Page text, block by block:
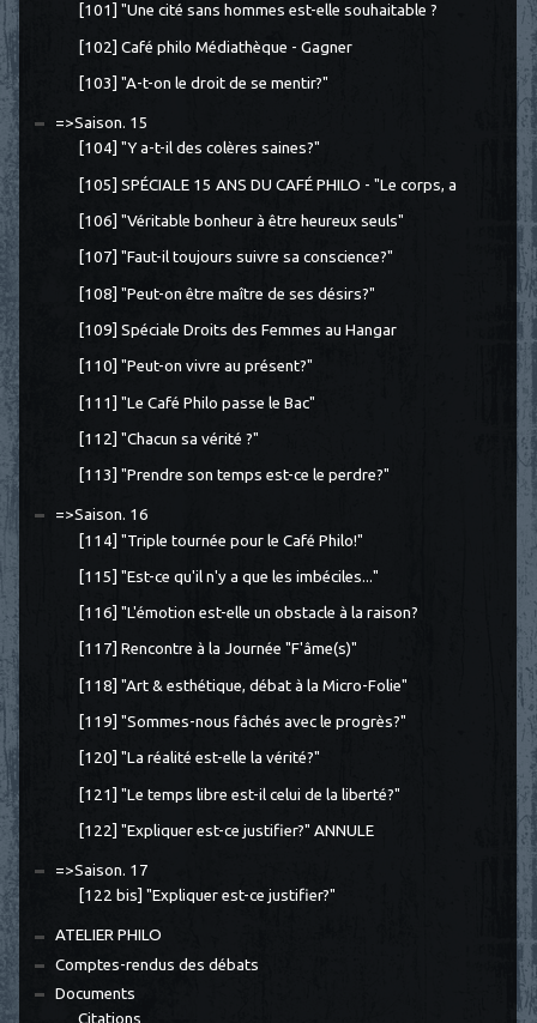
[101] "Une cité sans hommes est-elle souhaitable ?
[102] Café philo Médiathèque - Gagner
[103] "A-t-on le droit de se mentir?"
=>Saison. 15
[104] "Y a-t-il des colères saines?"
[105] SPÉCIALE 15 ANS DU CAFÉ PHILO - "Le corps, a
[106] "Véritable bonheur à être heureux seuls"
[107] "Faut-il toujours suivre sa conscience?"
[108] "Peut-on être maître de ses désirs?"
[109] Spéciale Droits des Femmes au Hangar
[110] "Peut-on vivre au présent?"
[111] "Le Café Philo passe le Bac"
[112] "Chacun sa vérité ?"
[113] "Prendre son temps est-ce le perdre?"
=>Saison. 16
[114] "Triple tournée pour le Café Philo!"
[115] "Est-ce qu'il n'y a que les imbéciles..."
[116] "L'émotion est-elle un obstacle à la raison?
[117] Rencontre à la Journée "F'âme(s)"
[118] "Art & esthétique, débat à la Micro-Folie"
[119] "Sommes-nous fâchés avec le progrès?"
[120] "La réalité est-elle la vérité?"
[121] "Le temps libre est-il celui de la liberté?"
[122] "Expliquer est-ce justifier?" ANNULE
=>Saison. 17
[122 bis] "Expliquer est-ce justifier?"
ATELIER PHILO
Comptes-rendus des débats
Documents
Citations